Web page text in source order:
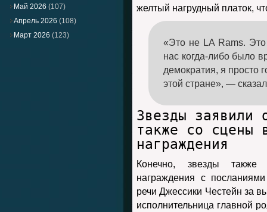
Май 2026 (107)
Апрель 2026 (108)
Март 2026 (123)
желтый нагрудный платок,
«Это не LA Rams. Это
нас когда-либо было
демократия, я просто
этой стране», —
Звезды заявили
также со сцены
награждения
Конечно, звезды
награждения с
речи Джессики Честейн за
исполнительница главной